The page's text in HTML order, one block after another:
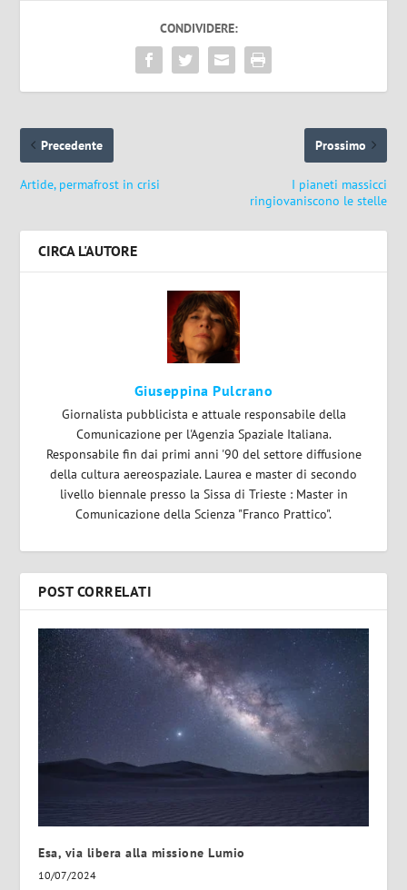
CONDIVIDERE:
Precedente
Artide, permafrost in crisi
Prossimo
I pianeti massicci
ringiovaniscono le stelle
CIRCA L'AUTORE
Giuseppina Pulcrano
Giornalista pubblicista e attuale responsabile della
Comunicazione per l'Agenzia Spaziale Italiana.
Responsabile fin dai primi anni '90 del settore diffusione
della cultura aereospaziale. Laurea e master di secondo
livello biennale presso la Sissa di Trieste : Master in
Comunicazione della Scienza "Franco Prattico".
POST CORRELATI
Esa, via libera alla missione Lumio
10/07/2024